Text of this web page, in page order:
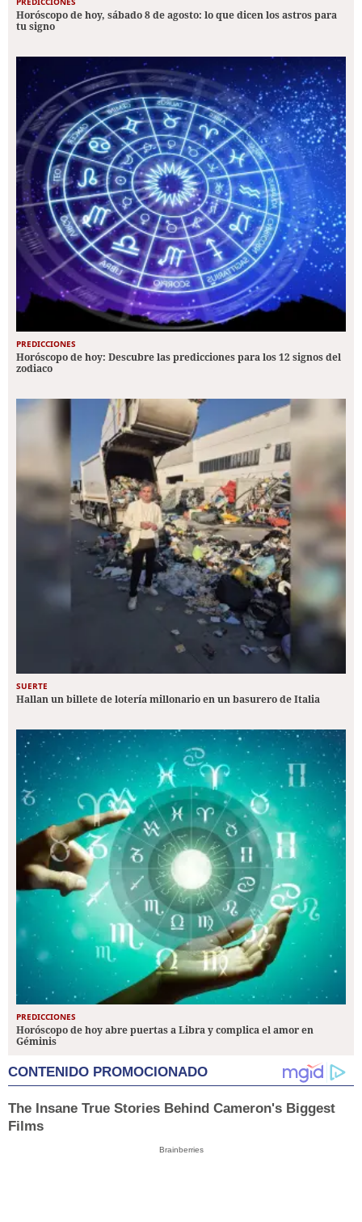
Horóscopo de hoy, sábado 8 de agosto: lo que dicen los astros para
tu signo
PREDICCIONES
Horóscopo de hoy: Descubre las predicciones para los 12 signos del
zodiaco
SUERTE
Hallan un billete de lotería millonario en un basurero de Italia
PREDICCIONES
Horóscopo de hoy abre puertas a Libra y complica el amor en
Géminis
CONTENIDO PROMOCIONADO
The Insane True Stories Behind Cameron's Biggest
Films
Brainberries